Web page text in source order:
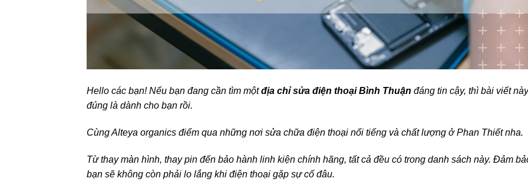
Hello các bạn! Nếu bạn đang cần tìm mộtđịa chỉ sửa điện thoại Bình Thuận đáng tin cậy, thì bài viết này
đúng là dành cho bạn rồi.
Cùng Alteya organics điểm qua những nơi sửa chữa điện thoại nổi tiếng và chất lượng ở Phan Thiết nha.
Từ thay màn hình, thay pin đến bảo hành linh kiện chính hãng, tất cả đều có trong danh sách này. Đảm
bạn sẽ không còn phải lo lắng khi điện thoại gặp sự cố đâu.